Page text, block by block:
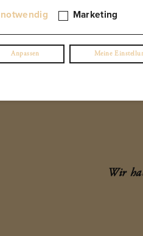
Wir
notwendig Marketing
Anpassen Meine